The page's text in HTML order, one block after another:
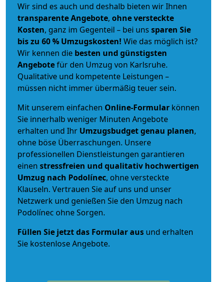
Wir sind es auch und deshalb bieten wir Ihnen
transparente Angebote, ohne versteckte
Kosten, ganz im Gegenteil – bei uns sparen Sie
bis zu 60 % Umzugskosten! Wie das möglich ist?
Wir kennen die besten und günstigsten
Angebotefür den Umzug von Karlsruhe.
Qualitative und kompetente Leistungen –
müssen nicht immer übermäßig teuer sein.
Mit unserem einfachen Online-Formular können
Sie innerhalb weniger Minuten Angebote
erhalten und Ihr Umzugsbudgetgenau planen,
ohne böse Überraschungen. Unsere
professionellen Dienstleistungen garantieren
einen stressfreien und qualitativ hochwertigen
Umzug nach Podolínec, ohne versteckte
Klauseln. Vertrauen Sie auf uns und unser
Netzwerk und genießen Sie den Umzug nach
Podolínec ohne Sorgen.
Füllen Sie jetzt das Formular aus und erhalten
Sie kostenlose Angebote.